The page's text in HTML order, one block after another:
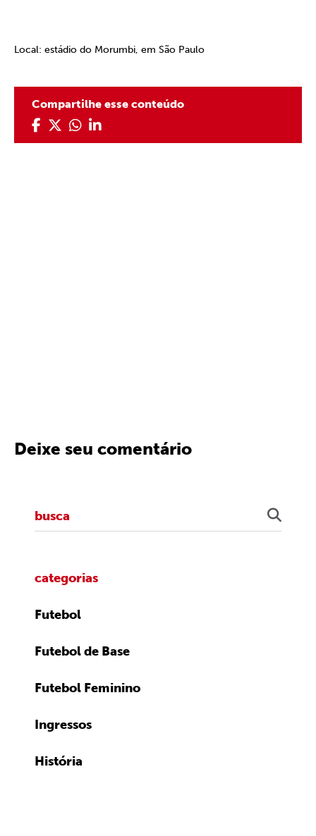
Local: estádio do Morumbi, em São Paulo
Compartilhe esse conteúdo
Deixe seu comentário
categorias
Futebol
Futebol de Base
Futebol Feminino
Ingressos
História